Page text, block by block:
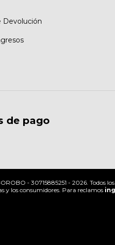
Devolución
de pago
- 30715885251 - 2026. Todos los
y los consumidores. Para reclamos